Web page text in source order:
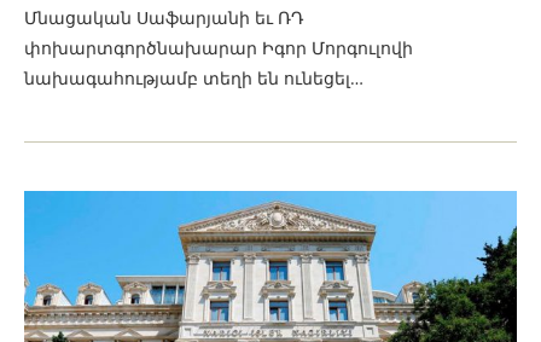
Մնացական Սաֆարյանի եւ ՌԴ
փոխարտգործնախարար Իգոր Մորգուլովի
նախագահությամբ տեղի են ունեցել…